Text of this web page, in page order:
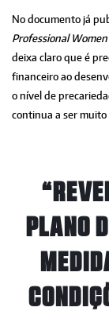
No documento já
Professional
deixa claro que é
financeiro ao
o nível de
continua a ser muito
PLANO